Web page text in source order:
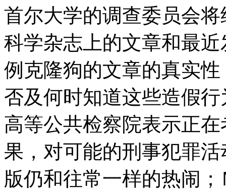
首尔大学的调查委员会
科学杂志上的文章和最
例克隆狗的文章的真实
否及何时知道这些造假
高等公共检察院表示正
果，对可能的刑事犯罪
版仍和往常一样的热闹